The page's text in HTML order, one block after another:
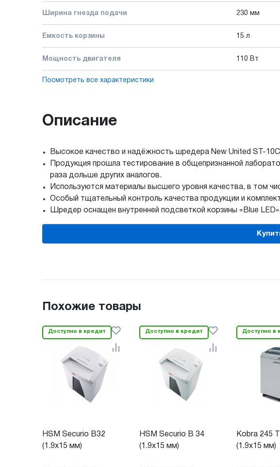
Ширина гнезда подачи 230 мм
Емкость корзины 15 л
Мощность двигателя 110 Вт
Посмотреть все характеристики
Описание
Высокое качество и надёжность шредера New United ST-
Продукция прошла тестирование в общепризнанной
раза дольше других аналогов.
Используются материалы высшего уровня качества, в том
Особый тщательный контроль качества продукции и
Шредер оснащен внутренней подсветкой корзины «Blue
Похожие товары
Доступно в кредит
HSM Securio B32
(1.9x15 мм)
Доступно в кредит
HSM Securio B 34
(1.9x15 мм)
Доступно в
Kobra 245
(1.9x15 мм)